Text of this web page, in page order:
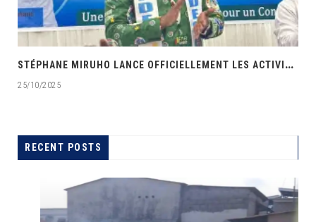
‎
STÉPHANE MIRUHO LANCE OFFICIELLEMENT LES ACTIVITÉS DE L’ÉCOLE DE SON PARTI APDEC
25/10/2025
RECENT POSTS